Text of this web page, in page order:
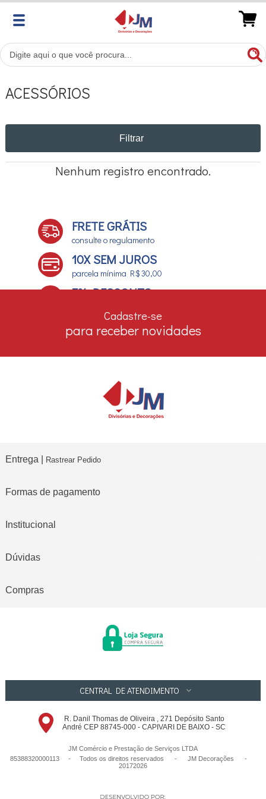
ACESSÓRIOS
Filtrar
Nenhum registro encontrado.
FRETE GRÁTIS
consulte o regulamento
10X SEM JUROS
parcela mínima R$ 30,00
7% DESCONTO
Cadastre-se
para receber novidades
Entrega | Rastrear Pedido
Formas de pagamento
Institucional
Dúvidas
Compras
CENTRAL DE ATENDIMENTO
R. Danil Thomas de Oliveira , 271 Depósito Santo
André CEP 88745-000 - CAPIVARI DE BAIXO - SC
JM Comércio e Prestação de Serviços LTDA
85388320000113 - Todos os direitos reservados
- JM Decorações
-
20172026